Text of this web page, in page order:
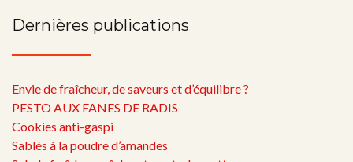
Dernières publications
Envie de fraîcheur, de saveurs et d’équilibre ?
PESTO AUX FANES DE RADIS
Cookies anti-gaspi
Sablés à la poudre d’amandes